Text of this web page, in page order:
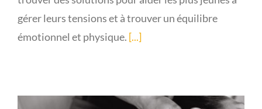
gérer leurs tensions et à trouver un équilibre
émotionnel et physique. [...]